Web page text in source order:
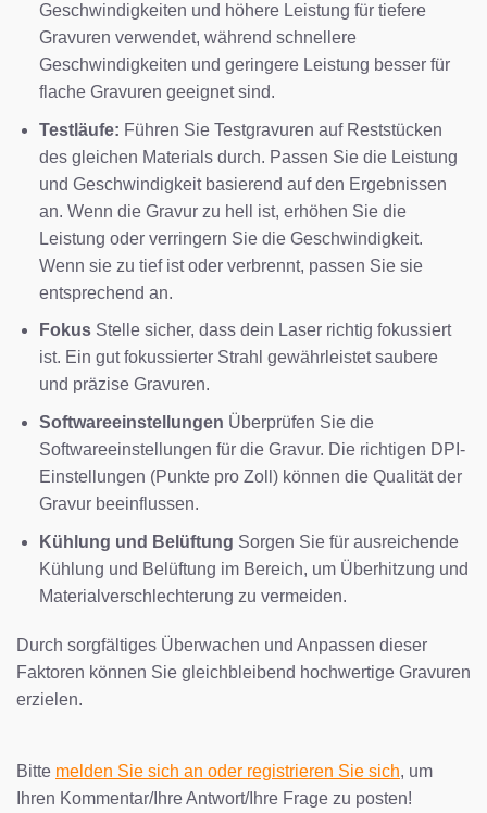
Geschwindigkeiten und höhere Leistung für tiefere
Gravuren verwendet, während schnellere
Geschwindigkeiten und geringere Leistung besser für
flache Gravuren geeignet sind.
Testläufe: Führen Sie Testgravuren auf Reststücken
des gleichen Materials durch. Passen Sie die Leistung
und Geschwindigkeit basierend auf den Ergebnissen
an. Wenn die Gravur zu hell ist, erhöhen Sie die
Leistung oder verringern Sie die Geschwindigkeit.
Wenn sie zu tief ist oder verbrennt, passen Sie sie
entsprechend an.
FokusStelle sicher, dass dein Laser richtig fokussiert
ist. Ein gut fokussierter Strahl gewährleistet saubere
und präzise Gravuren.
Softwareeinstellungen Überprüfen Sie die
Softwareeinstellungen für die Gravur. Die richtigen DPI-
Einstellungen (Punkte pro Zoll) können die Qualität der
Gravur beeinflussen.
Kühlung und Belüftung Sorgen Sie für ausreichende
Kühlung und Belüftung im Bereich, um Überhitzung und
Materialverschlechterung zu vermeiden.
Durch sorgfältiges Überwachen und Anpassen dieser
Faktoren können Sie gleichbleibend hochwertige Gravuren
erzielen.
Bitte melden Sie sich an oder registrieren Sie sich, um
Ihren Kommentar/Ihre Antwort/Ihre Frage zu posten!